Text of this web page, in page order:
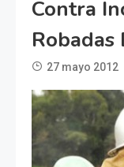
Contra
Robadas
27 mayo 2012